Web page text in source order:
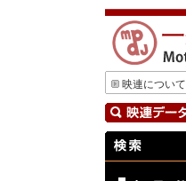
映連について